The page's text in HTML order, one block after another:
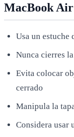
MacBook Air
Usa un
Nunca cierres
Evita colocar
cerrado
Manipula la
Considera usar